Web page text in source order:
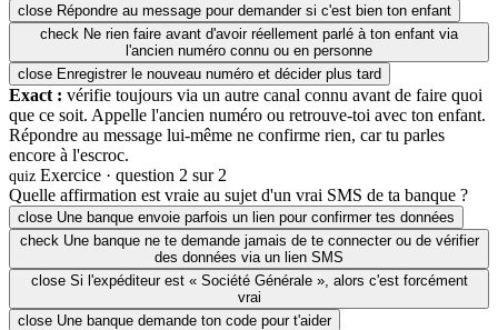
close Répondre au message pour demander si c'est bien ton enfant
check Ne rien faire avant d'avoir réellement parlé à ton enfant via
l'ancien numéro connu ou en personne
close Enregistrer le nouveau numéro et décider plus tard
Exact : vérifie toujours via un autre canal connu avant de faire quoi
que ce soit. Appelle l'ancien numéro ou retrouve-toi avec ton enfant.
Répondre au message lui-même ne confirme rien, car tu parles
encore à l'escroc.
quiz Exercice · question 2 sur 2
Quelle affirmation est vraie au sujet d'un vrai SMS de ta banque ?
close Une banque envoie parfois un lien pour confirmer tes données
check Une banque ne te demande jamais de te connecter ou de vérifier
des données via un lien SMS
close Si l'expéditeur est « Société Générale », alors c'est forcément
vrai
close Une banque demande ton code pour t'aider